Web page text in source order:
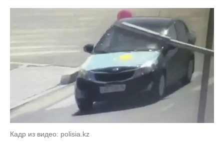
Кадр из видео: polisia.kz